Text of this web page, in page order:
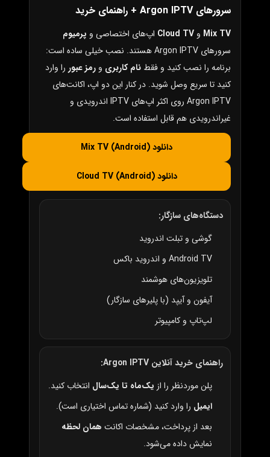
سرورهای Argon IPTV + راهنمای خرید
Mix TV و Cloud TV اپ‌های اختصاصی و پرمیوم
سرورهای Argon IPTV هستند. نصب خیلی ساده است:
برنامه را نصب کنید و فقط نام کاربری و رمز عبور را وارد
کنید تا سریع وصل شوید. در کنار این دو اپ، اکانت‌های
Argon IPTV روی اکثر اپ‌های IPTV اندرویدی و
غیراندرویدی هم قابل استفاده است.
دانلود Mix TV (Android)
دانلود Cloud TV (Android)
دستگاه‌های سازگار:
گوشی و تبلت اندروید
Android TV و اندروید باکس
تلویزیون‌های هوشمند
آیفون و آیپد (با پلیرهای سازگار)
لپ‌تاپ و کامپیوتر
راهنمای خرید آنلاین Argon IPTV:
پلن موردنظر را از یک‌ماه تا یک‌سال انتخاب کنید.
ایمیل را وارد کنید (شماره تماس اختیاری است).
بعد از پرداخت، مشخصات اکانت همان لحظه
نمایش داده می‌شود.